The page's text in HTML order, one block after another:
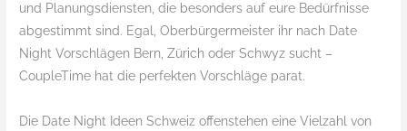
und Planungsdiensten, die besonders auf eure Bedürfnisse
abgestimmt sind. Egal, Oberbürgermeister ihr nach Date
Night Vorschlägen Bern, Zürich oder Schwyz sucht –
CoupleTime hat die perfekten Vorschläge parat.
Die Date Night Ideen Schweiz offenstehen eine Vielzahl von